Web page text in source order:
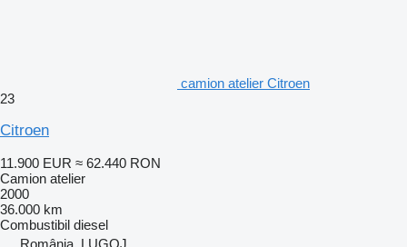
camion atelier Citroen
23
Citroen
11.900 EUR ≈ 62.440 RON
Camion atelier
2000
36.000 km
Combustibil diesel
România, LUGOJ